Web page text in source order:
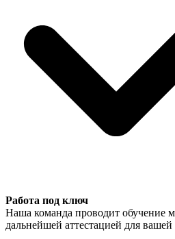
Работа под ключ
Наша команда проводит обучение
дальнейшей аттестацией для